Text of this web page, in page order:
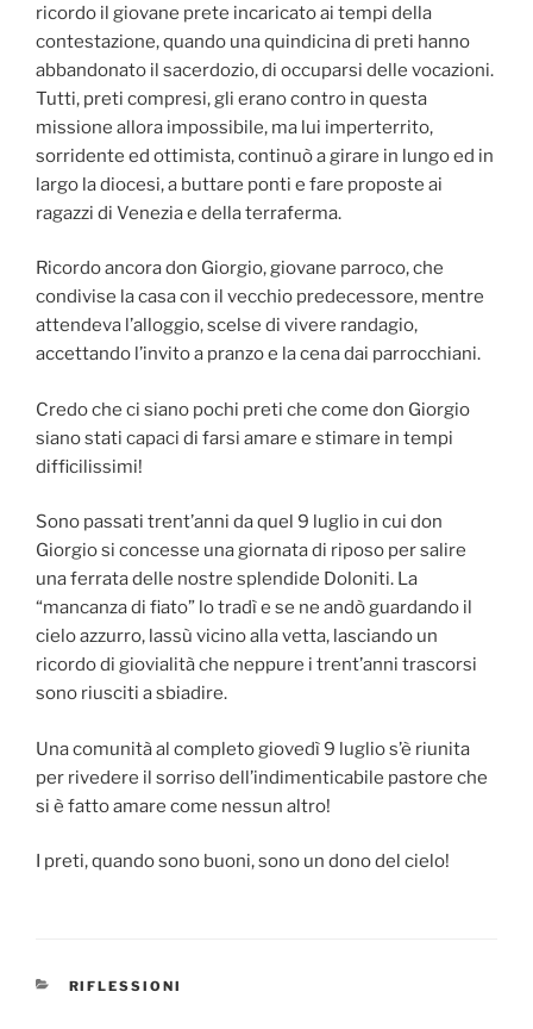
ricordo il giovane prete incaricato ai tempi della
contestazione, quando una quindicina di preti hanno
abbandonato il sacerdozio, di occuparsi delle vocazioni.
Tutti, preti compresi, gli erano contro in questa
missione allora impossibile, ma lui imperterrito,
sorridente ed ottimista, continuò a girare in lungo ed in
largo la diocesi, a buttare ponti e fare proposte ai
ragazzi di Venezia e della terraferma.
Ricordo ancora don Giorgio, giovane parroco, che
condivise la casa con il vecchio predecessore, mentre
attendeva l’alloggio, scelse di vivere randagio,
accettando l’invito a pranzo e la cena dai parrocchiani.
Credo che ci siano pochi preti che come don Giorgio
siano stati capaci di farsi amare e stimare in tempi
difficilissimi!
Sono passati trent’anni da quel 9 luglio in cui don
Giorgio si concesse una giornata di riposo per salire
una ferrata delle nostre splendide Doloniti. La
“mancanza di fiato” lo tradì e se ne andò guardando il
cielo azzurro, lassù vicino alla vetta, lasciando un
ricordo di giovialità che neppure i trent’anni trascorsi
sono riusciti a sbiadire.
Una comunità al completo giovedì 9 luglio s’è riunita
per rivedere il sorriso dell’indimenticabile pastore che
si è fatto amare come nessun altro!
I preti, quando sono buoni, sono un dono del cielo!
CATEGORIE
RIFLESSIONI